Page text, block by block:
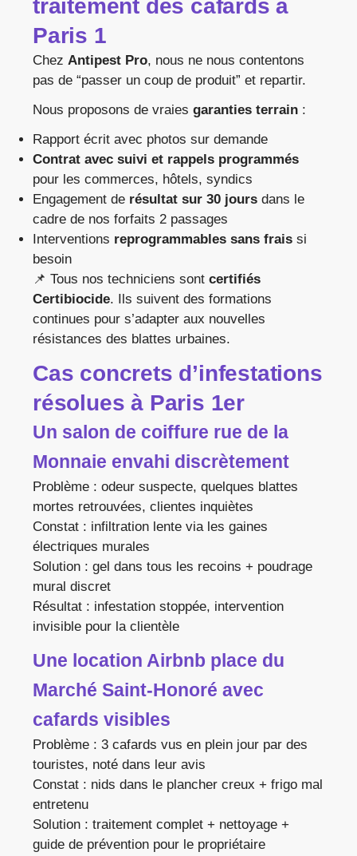
traitement des cafards à
Paris 1
Chez Antipest Pro, nous ne nous contentons
pas de “passer un coup de produit” et repartir.
Nous proposons de vraies garanties terrain :
Rapport écrit avec photos sur demande
Contrat avec suivi et rappels programmés
pour les commerces, hôtels, syndics
Engagement de résultat sur 30 jours dans le
cadre de nos forfaits 2 passages
Interventions reprogrammables sans frais si
besoin
📌 Tous nos techniciens sont certifiés
Certibiocide. Ils suivent des formations
continues pour s’adapter aux nouvelles
résistances des blattes urbaines.
Cas concrets d’infestations
résolues à Paris 1er
Un salon de coiffure rue de la
Monnaie envahi discrètement
Problème : odeur suspecte, quelques blattes
mortes retrouvées, clientes inquiètes
Constat : infiltration lente via les gaines
électriques murales
Solution : gel dans tous les recoins + poudrage
mural discret
Résultat : infestation stoppée, intervention
invisible pour la clientèle
Une location Airbnb place du
Marché Saint-Honoré avec
cafards visibles
Problème : 3 cafards vus en plein jour par des
touristes, noté dans leur avis
Constat : nids dans le plancher creux + frigo mal
entretenu
Solution : traitement complet + nettoyage +
guide de prévention pour le propriétaire